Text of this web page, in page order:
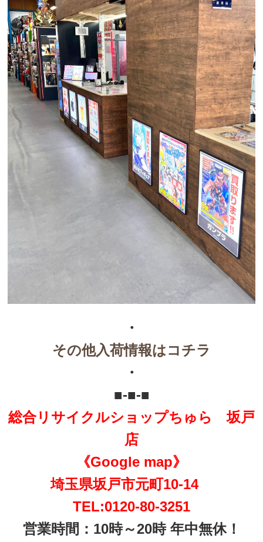
・
その他入荷情報はコチラ
・
■-■-■
総合リサイクルショップちゅら 坂戸
店
《Google map》
埼玉県坂戸市元町10-14
TEL:0120-80-3251
営業時間：10時～20時 年中無休！